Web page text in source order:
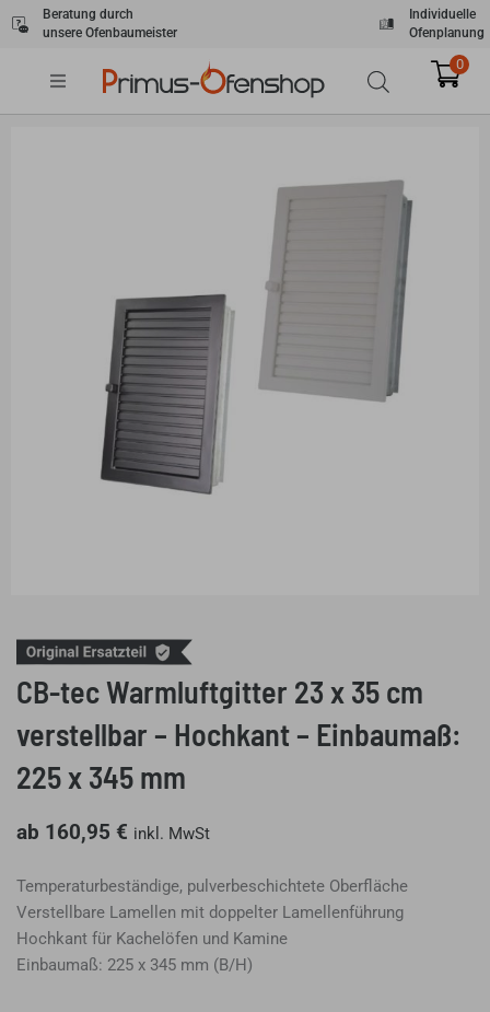
Zum
Inhalt
Beratung durch
unsere Ofenbaumeister
Individuelle
Ofenplanung
0
CB-tec Warmluftgitter 23 x 35 cm
verstellbar – Hochkant – Einbaumaß:
225 x 345 mm
ab 160,95 € inkl. MwSt
Temperaturbeständige, pulverbeschichtete Oberfläche
Verstellbare Lamellen mit doppelter Lamellenführung
Hochkant für Kachelöfen und Kamine
Einbaumaß: 225 x 345 mm (B/H)